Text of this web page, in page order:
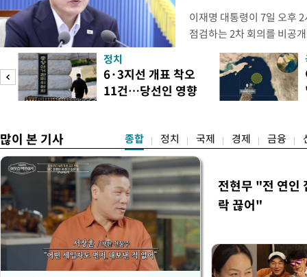
이재명 대통령이 7일 오후
점검하는 2차 회의를 비공
관계부처 장관들과 위원
금융 지원 방향 및 방안과
지원 방안을 보고 받았다고
면 브리핑에서 밝혔다 회의
정치
6·3지선 개표 착오
11건…당선인 영향
많이 본 기사 종합 정치 국제 경제 금융
전현무 "전 연인
락 끊어"